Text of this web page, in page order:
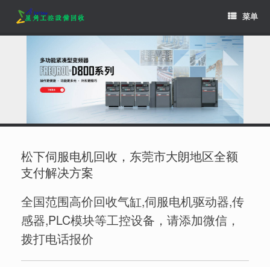
content
菜单
松下伺服电机回收，东莞市大朗地区全额
支付解决方案
全国范围高价回收气缸,伺服电机驱动器,传
感器,PLC模块等工控设备，请添加微信，
拨打电话报价